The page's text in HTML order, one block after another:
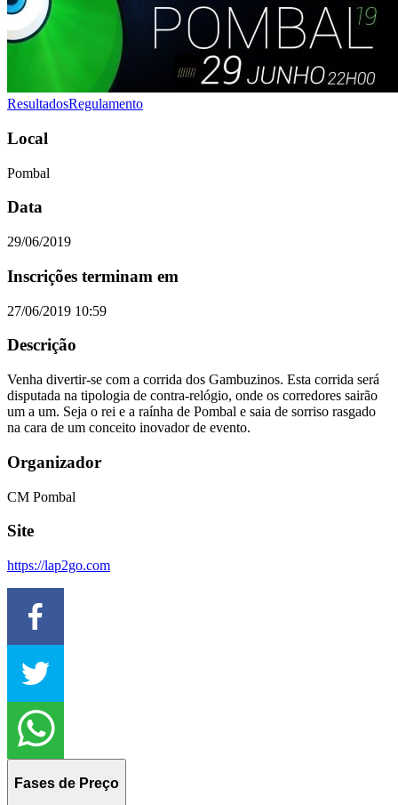
ResultadosRegulamento
Local
Pombal
Data
29/06/2019
Inscrições terminam em
27/06/2019 10:59
Descrição
Venha divertir-se com a corrida dos Gambuzinos. Esta corrida será
disputada na tipologia de contra-relógio, onde os corredores sairão
um a um. Seja o rei e a raínha de Pombal e saia de sorriso rasgado
na cara de um conceito inovador de evento.
Organizador
CM Pombal
Site
https://lap2go.com
Fases de Preço